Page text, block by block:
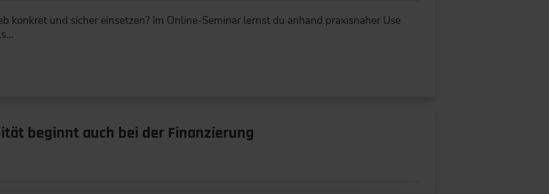
konkret und sicher einsetzen? Im Online-Seminar lernst du anhand praxisnaher Use
beginnt auch bei der Finanzierung